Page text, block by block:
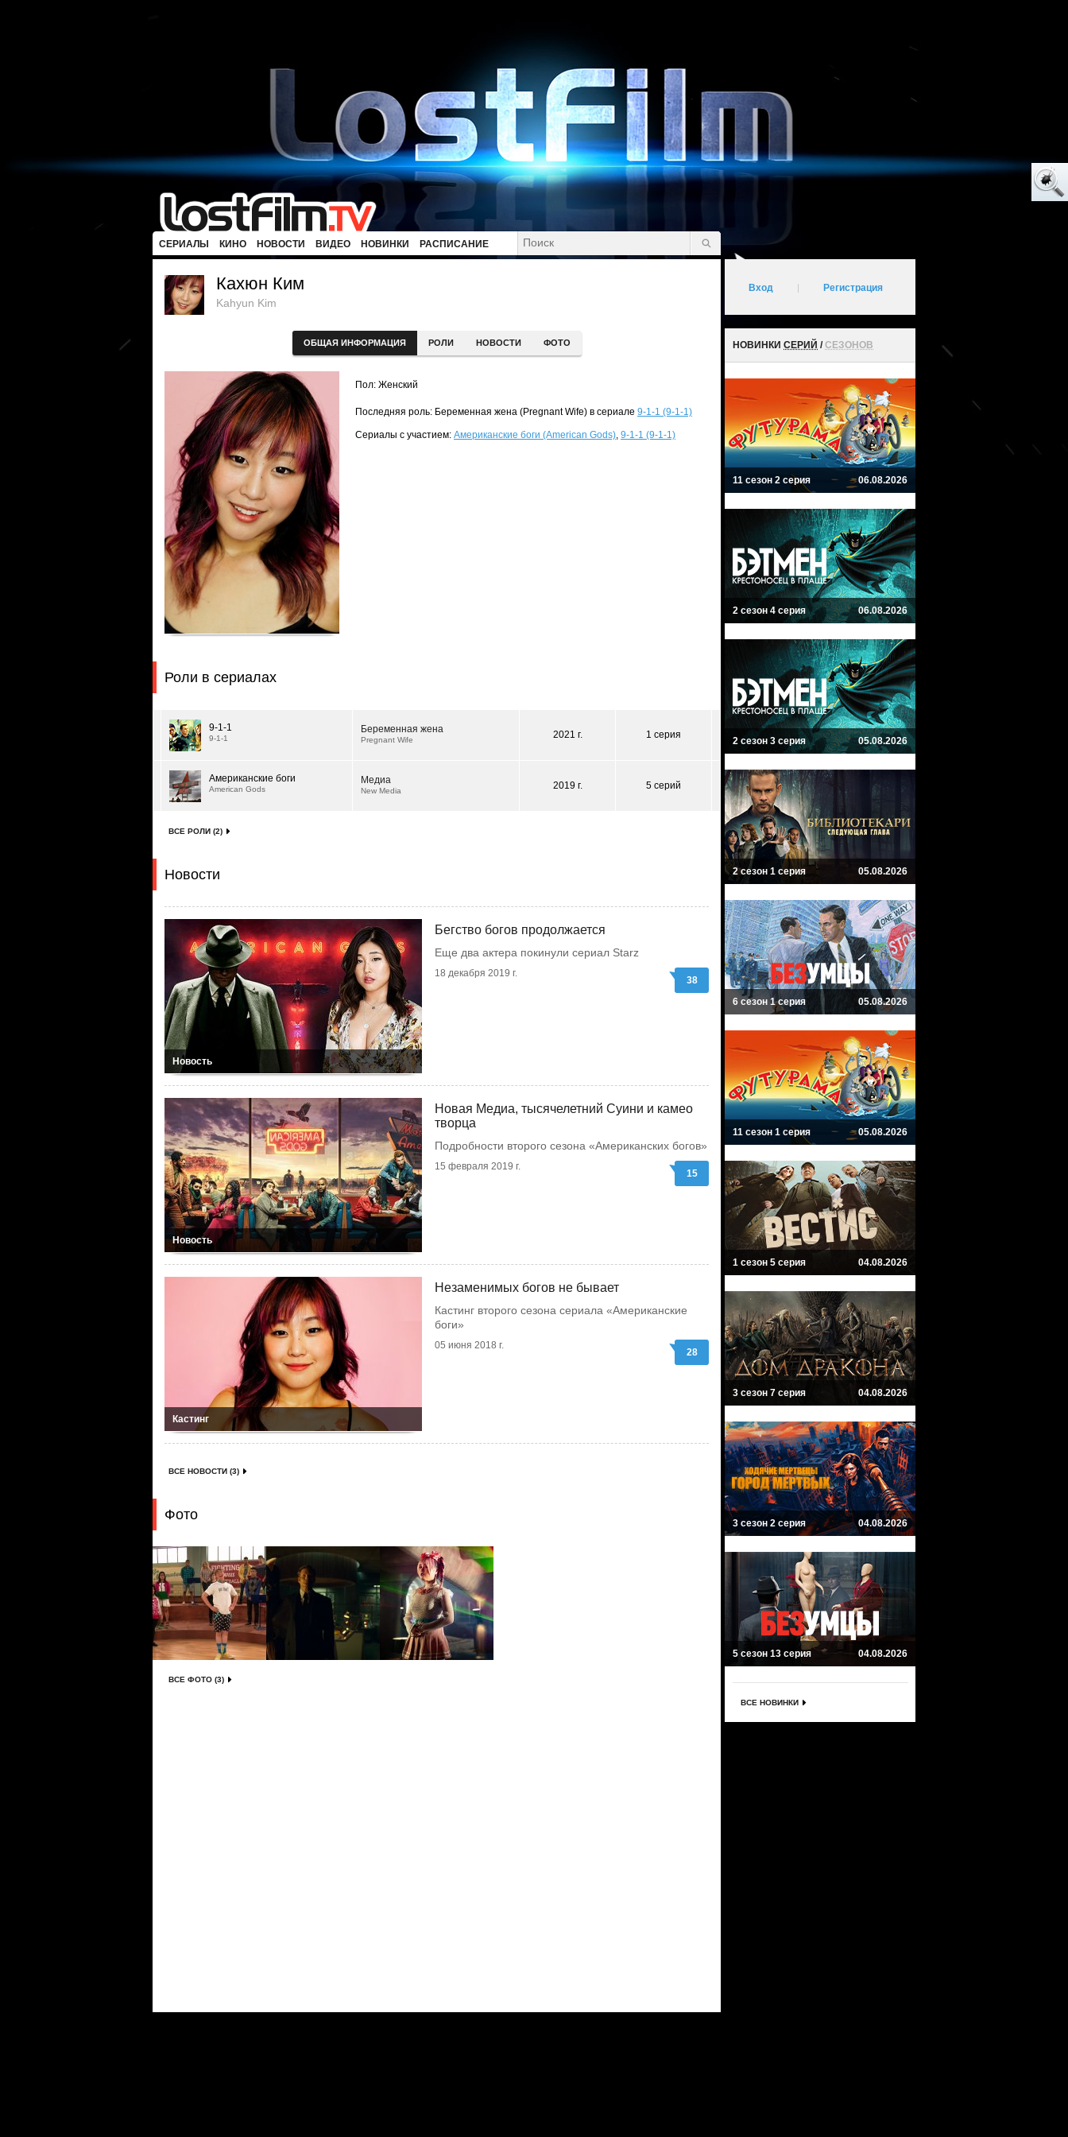
СЕРИАЛЫ КИНО НОВОСТИ ВИДЕО НОВИНКИ РАСПИСАНИЕ
Кахюн Ким
Kahyun Kim
ОБЩАЯ ИНФОРМАЦИЯ РОЛИ НОВОСТИ ФОТО
Пол: Женский
Последняя роль: Беременная жена (Pregnant Wife) в сериале 9-1-1 (9-1-1)
Сериалы с участием: Американские боги (American Gods), 9-1-1 (9-1-1)
Роли в сериалах
9-1-1
9-1-1
Беременная жена
Pregnant Wife 2021 г. 1 серия
Американские боги
American Gods
Медиа
New Media 2019 г. 5 серий
ВСЕ РОЛИ (2)
Новости
Новость
Бегство богов продолжается
Еще два актера покинули сериал Starz
18 декабря 2019 г.
38
Новость
Новая Медиа, тысячелетний Суини и камео
творца
Подробности второго сезона «Американских богов»
15 февраля 2019 г.
15
Кастинг
Незаменимых богов не бывает
Кастинг второго сезона сериала «Американские
боги»
05 июня 2018 г.
28
ВСЕ НОВОСТИ (3)
Фото
ВСЕ ФОТО (3)
Вход Регистрация
НОВИНКИ СЕРИЙ /СЕЗОНОВ
11 сезон 2 серия 06.08.2026
2 сезон 4 серия 06.08.2026
2 сезон 3 серия 05.08.2026
2 сезон 1 серия 05.08.2026
6 сезон 1 серия 05.08.2026
11 сезон 1 серия 05.08.2026
1 сезон 5 серия 04.08.2026
3 сезон 7 серия 04.08.2026
3 сезон 2 серия 04.08.2026
5 сезон 13 серия 04.08.2026
ВСЕ НОВИНКИ